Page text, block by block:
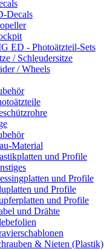
Decals
ED - Photoätzteil-Sets
/ Schleudersitze
/ Wheels
Material
und Profile
und Profile
und Profile
und Profile
und Drähte
& Nieten (Plastik)